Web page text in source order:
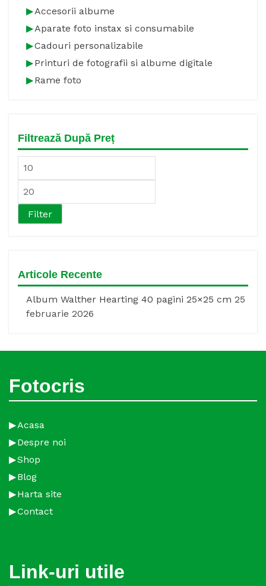
Accesorii albume
Aparate foto instax si consumabile
Cadouri personalizabile
Printuri de fotografii si albume digitale
Rame foto
Filtrează După Preț
Filter
Articole Recente
Album Walther Hearting 40 pagini 25×25 cm 25
februarie 2026
Fotocris
Acasa
Despre noi
Shop
Blog
Harta site
Contact
Link-uri utile